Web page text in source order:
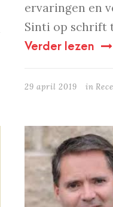
ervaringen en
Sinti op schrift
Verder lezen
29 april 2019 in